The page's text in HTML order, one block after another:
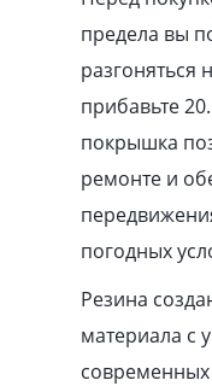
предела вы
разгоняться
прибавьте
покрышка
ремонте и
погодных
Резина
материала с
современных